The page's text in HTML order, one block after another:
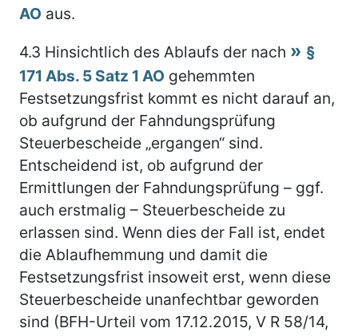
AO aus.
4.3 Hinsichtlich des Ablaufs der nach
§
171 Abs. 5 Satz 1 AO gehemmten
Festsetzungsfrist kommt es nicht darauf an,
ob aufgrund der Fahndungsprüfung
Steuerbescheide „ergangen“ sind.
Entscheidend ist, ob aufgrund der
Ermittlungen der Fahndungsprüfung – ggf.
auch erstmalig – Steuerbescheide zu
erlassen sind. Wenn dies der Fall ist, endet
die Ablaufhemmung und damit die
Festsetzungsfrist insoweit erst, wenn diese
Steuerbescheide unanfechtbar geworden
sind (BFH-Urteil vom 17.12.2015, V R 58/14,